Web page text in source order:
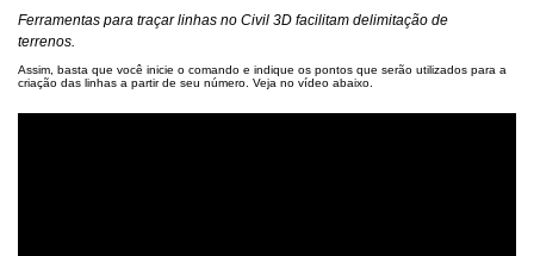
Ferramentas para traçar linhas no Civil 3D facilitam delimitação de
terrenos.
Assim, basta que você inicie o comando e indique os pontos que serão utilizados para a
criação das linhas a partir de seu número. Veja no vídeo abaixo.